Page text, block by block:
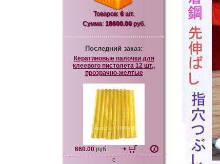
Товаров:6шт.
Сумма:18600.00руб.
Последний заказ:
Кератиновые палочки для
клеевого пистолета 12 шт.,
прозрачно-желтые
660.00руб.
c